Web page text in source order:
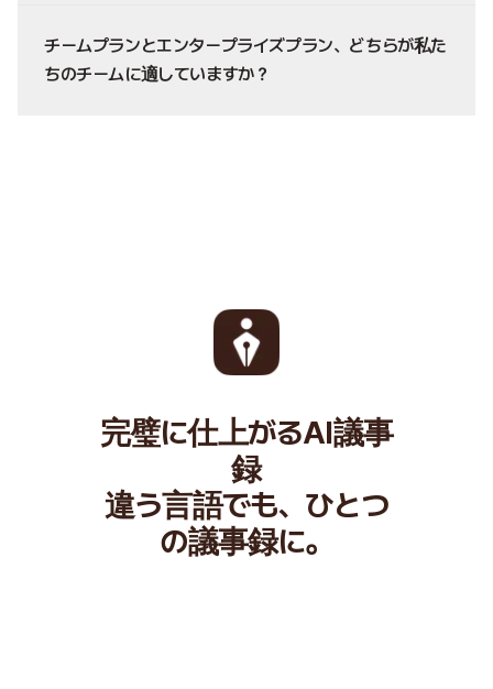
チームプランとエンタープライズプラン、どちらが私た
ちのチームに適していますか？
完璧に仕上がるAI議事
録
違う言語でも、ひとつ
の議事録に。